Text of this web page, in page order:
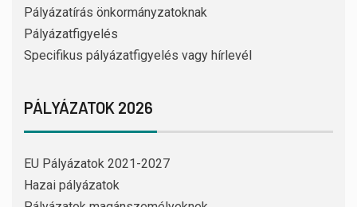
Pályázatírás önkormányzatoknak
Pályázatfigyelés
Specifikus pályázatfigyelés vagy hírlevél
PÁLYÁZATOK 2026
EU Pályázatok 2021-2027
Hazai pályázatok